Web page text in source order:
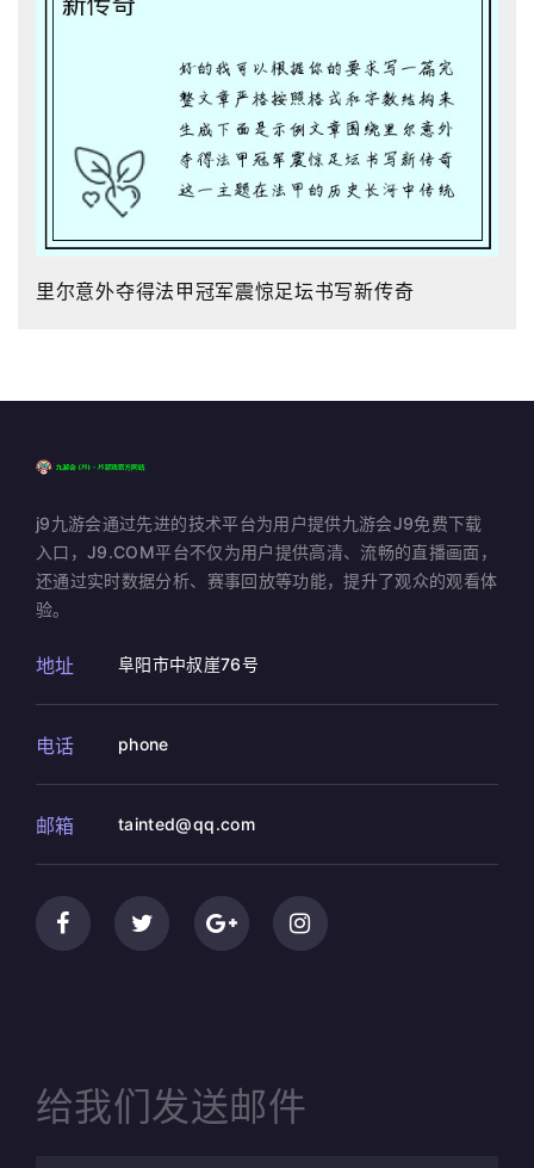
里尔意外夺得法甲冠军震惊足坛书写新传奇
j9九游会通过先进的技术平台为用户提供九游会J9免费下载
入口，J9.COM平台不仅为用户提供高清、流畅的直播画面，
还通过实时数据分析、赛事回放等功能，提升了观众的观看体
验。
地址 阜阳市中叔崖76号
电话 phone
邮箱 tainted@qq.com
给我们发送邮件